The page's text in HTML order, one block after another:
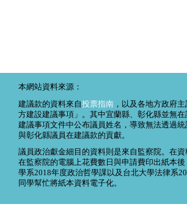
本網站資料來源：
建議款的資料來自投票指南 ，以及各地方政府
方建設建議事項」。其中宜蘭縣、彰化縣並無
建議事項文件中公布議員姓名，導致無法透過
與彰化縣議員在建議款的貢獻。
議員政治獻金細目的資料則是來自監察院。在
在監察院的電腦上花費數日與申請費印出紙本
學系2018年度政治哲學課以及台北大學法律系
同學幫忙將紙本資料電子化。